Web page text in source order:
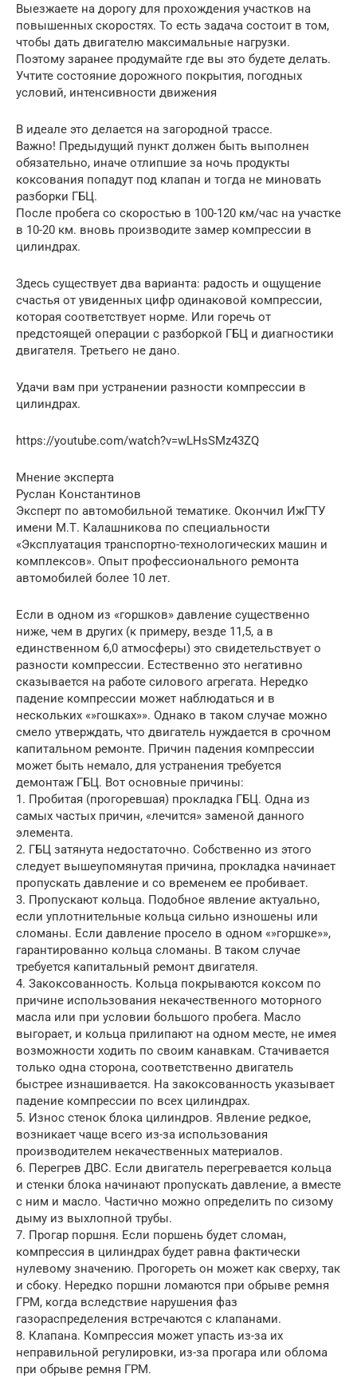
Выезжаете на дорогу для прохождения участков на
повышенных скоростях. То есть задача состоит в том,
чтобы дать двигателю максимальные нагрузки.
Поэтому заранее продумайте где вы это будете делать.
Учтите состояние дорожного покрытия, погодных
условий, интенсивности движения
В идеале это делается на загородной трассе.
Важно! Предыдущий пункт должен быть выполнен
обязательно, иначе отлипшие за ночь продукты
коксования попадут под клапан и тогда не миновать
разборки ГБЦ.
После пробега со скоростью в 100-120 км/час на участке
в 10-20 км. вновь производите замер компрессии в
цилиндрах.
Здесь существует два варианта: радость и ощущение
счастья от увиденных цифр одинаковой компрессии,
которая соответствует норме. Или горечь от
предстоящей операции с разборкой ГБЦ и диагностики
двигателя. Третьего не дано.
Удачи вам при устранении разности компрессии в
цилиндрах.
https://youtube.com/watch?v=wLHsSMz43ZQ
Мнение эксперта
Руслан Константинов
Эксперт по автомобильной тематике. Окончил ИжГТУ
имени М.Т. Калашникова по специальности
«Эксплуатация транспортно-технологических машин и
комплексов». Опыт профессионального ремонта
автомобилей более 10 лет.
Если в одном из «горшков» давление существенно
ниже, чем в других (к примеру, везде 11,5, а в
единственном 6,0 атмосферы) это свидетельствует о
разности компрессии. Естественно это негативно
сказывается на работе силового агрегата. Нередко
падение компрессии может наблюдаться и в
нескольких «»гошках»». Однако в таком случае можно
смело утверждать, что двигатель нуждается в срочном
капитальном ремонте. Причин падения компрессии
может быть немало, для устранения требуется
демонтаж ГБЦ. Вот основные причины:
1. Пробитая (прогоревшая) прокладка ГБЦ. Одна из
самых частых причин, «лечится» заменой данного
элемента.
2. ГБЦ затянута недостаточно. Собственно из этого
следует вышеупомянутая причина, прокладка начинает
пропускать давление и со временем ее пробивает.
3. Пропускают кольца. Подобное явление актуально,
если уплотнительные кольца сильно изношены или
сломаны. Если давление просело в одном «»горшке»»,
гарантированно кольца сломаны. В таком случае
требуется капитальный ремонт двигателя.
4. Закоксованность. Кольца покрываются коксом по
причине использования некачественного моторного
масла или при условии большого пробега. Масло
выгорает, и кольца прилипают на одном месте, не имея
возможности ходить по своим канавкам. Стачивается
только одна сторона, соответственно двигатель
быстрее изнашивается. На закоксованность указывает
падение компрессии по всех цилиндрах.
5. Износ стенок блока цилиндров. Явление редкое,
возникает чаще всего из-за использования
производителем некачественных материалов.
6. Перегрев ДВС. Если двигатель перегревается кольца
и стенки блока начинают пропускать давление, а вместе
с ним и масло. Частично можно определить по сизому
дыму из выхлопной трубы.
7. Прогар поршня. Если поршень будет сломан,
компрессия в цилиндрах будет равна фактически
нулевому значению. Прогореть он может как сверху, так
и сбоку. Нередко поршни ломаются при обрыве ремня
ГРМ, когда вследствие нарушения фаз
газораспределения встречаются с клапанами.
8. Клапана. Компрессия может упасть из-за их
неправильной регулировки, из-за прогара или облома
при обрыве ремня ГРМ.